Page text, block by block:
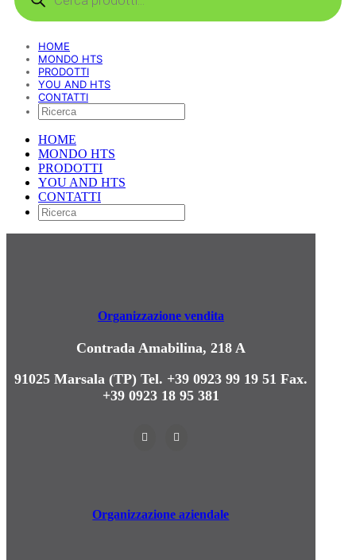
HOME
MONDO HTS
PRODOTTI
YOU AND HTS
CONTATTI
HOME
MONDO HTS
PRODOTTI
YOU AND HTS
CONTATTI
Organizzazione vendita
Contrada Amabilina, 218 A
91025 Marsala (TP)Tel. +39 0923 99 19 51 Fax.
+39 0923 18 95 381
Organizzazione aziendale